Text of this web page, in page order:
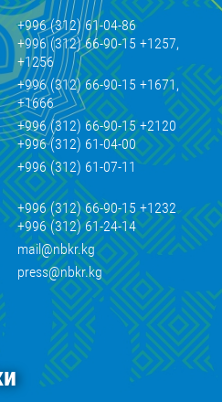
+996 (312) 61-04-86
+996 (312) 66-90-15 +1257,
+1256
+996 (312) 66-90-15 +1671,
+1666
+996 (312) 66-90-15 +2120
+996 (312) 61-04-00
+996 (312) 61-07-11
+996 (312) 66-90-15 +1232
+996 (312) 61-24-14
mail@nbkr.kg
press@nbkr.kg